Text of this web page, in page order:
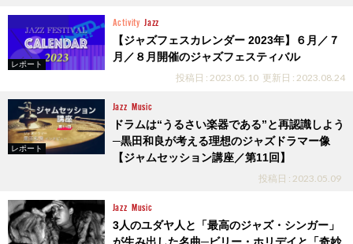
レポート
Activity Jazz
【ジャズフェスカレンダー 2023年】６月／７
月／８月開催のジャズフェスティバル
投稿日 : 2023.05.10 更新日 : 2023.08.24
レポート
Jazz Music
ドラムは“うるさい楽器である”と再認識しよう
─黒田和良が考える理想のジャズドラマー像
【ジャムセッション講座／第11回】
投稿日 : 2023.05.09
Jazz Music
3人のユダヤ人と「最高のジャズ・シンガー」